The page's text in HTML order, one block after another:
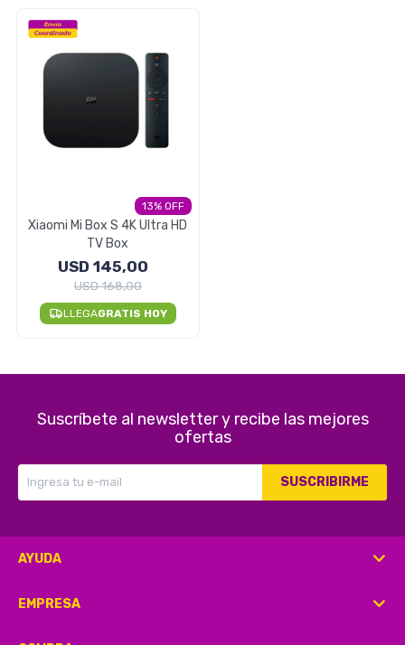
13
Xiaomi Mi Box S 4K Ultra HD
TV Box
USD 145,00
USD168,00
LLEGAGRATIS HOY
Suscríbete al newsletter y recibe las mejores
ofertas
SUSCRIBIRME
AYUDA
EMPRESA
Bebés y Niños
Herramientas